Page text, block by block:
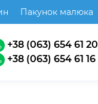
Пакунок малюка
+38 (063) 654 61 20
+38 (063) 654 61 16